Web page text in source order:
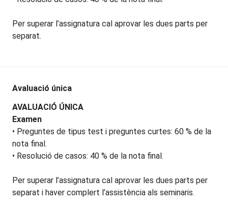
Per superar l’assignatura cal aprovar les dues parts per
separat.
Avaluació única
AVALUACIÓ ÚNICA
Examen
• Preguntes de tipus test i preguntes curtes: 60 % de la
nota final.
• Resolució de casos: 40 % de la nota final.
Per superar l’assignatura cal aprovar les dues parts per
separat i haver complert l’assistència als seminaris.